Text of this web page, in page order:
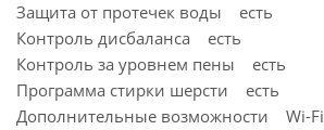
Защита от протечек воды есть
Контроль дисбаланса есть
Контроль за уровнем пены есть
Программа стирки шерсти есть
Дополнительные возможности Wi-Fi